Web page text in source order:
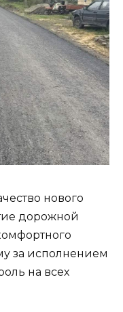
нового
дорожной
за исполнением
на всех